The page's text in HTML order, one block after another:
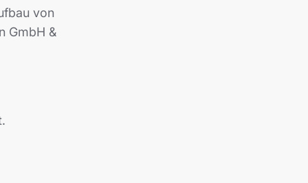
von
GmbH &